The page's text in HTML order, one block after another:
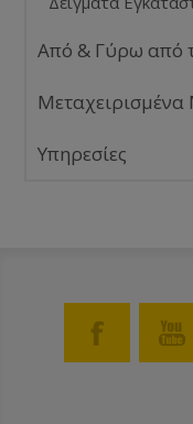
Από & Γύρω από
Υπηρεσίες